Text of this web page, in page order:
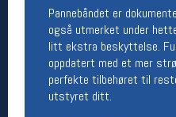
Pannebåndet er
også utmerket under
litt ekstra beskyttelse.
oppdatert med et mer
perfekte tilbehøret til
utstyret ditt.
Åpningstider
Man-Fredag:
Lørdag:
Om verkstedet